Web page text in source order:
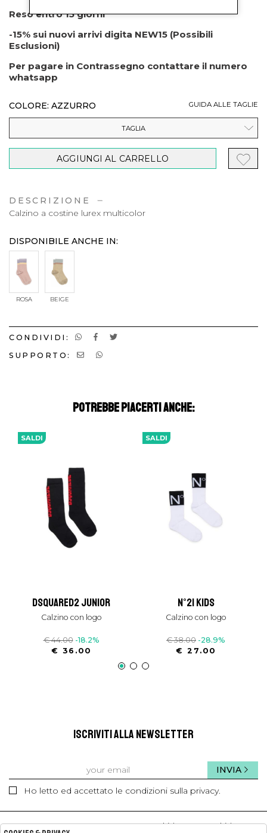
Reso entro 15 giorni
-15% sui nuovi arrivi digita NEW15 (Possibili
Esclusioni)
Per pagare in Contrassegno contattare il numero
whatsapp
COLORE: AZZURRO GUIDA ALLE TAGLIE
TAGLIA
AGGIUNGI AL CARRELLO
DESCRIZIONE
Calzino a costine lurex multicolor
DISPONIBILE ANCHE IN:
ROSA BEIGE
CONDIVIDI:
SUPPORTO:
POTREBBE PIACERTI ANCHE:
SALDI
dsquared2 junior
calzino con logo
€ 44.00 -18.2%
€ 36.00
SALDI
n°21 kids
calzino con logo
€ 38.00 -28.9%
€ 27.00
ISCRIVITI ALLA NEWSLETTER
Ho letto ed accettato le condizioni sulla privacy.
INVIA
kids kids